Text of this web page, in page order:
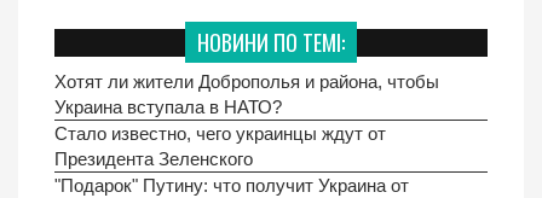
НОВИНИ ПО ТЕМІ:
Хотят ли жители Доброполья и района, чтобы
Украина вступала в НАТО?
Стало известно, чего украинцы ждут от
Президента Зеленского
"Подарок" Путину: что получит Украина от